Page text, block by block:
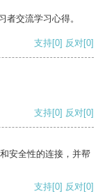
交流学习心得。
支持[0] 反对[0]
支持[0] 反对[0]
安全性的连接，并帮
支持[0] 反对[0]